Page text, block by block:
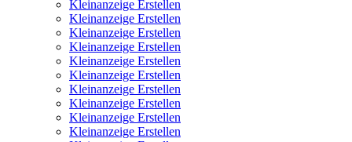
Kleinanzeige Erstellen
Kleinanzeige Erstellen
Kleinanzeige Erstellen
Kleinanzeige Erstellen
Kleinanzeige Erstellen
Kleinanzeige Erstellen
Kleinanzeige Erstellen
Kleinanzeige Erstellen
Kleinanzeige Erstellen
Kleinanzeige Erstellen